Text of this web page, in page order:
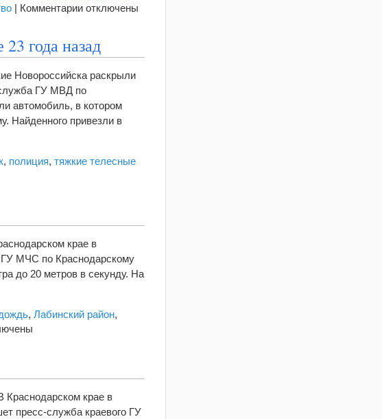
| Комментариик
Кубани
подозреваемых
в
убийстве
пропавших
отключены
года назад
Новороссийска раскрыли
ГУ МВД по
автомобиль, в котором
Найденного привезли в
, полиция, тяжкие телесные
крае в
МЧС по Краснодарскому
до 20 метров в секунду. На
, Лабинский район,
Краснодарском крае в
пресс-служба краевого ГУ